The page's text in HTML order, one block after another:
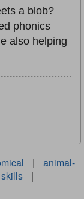
a blob?
phonics
also helping
|
animal-
|